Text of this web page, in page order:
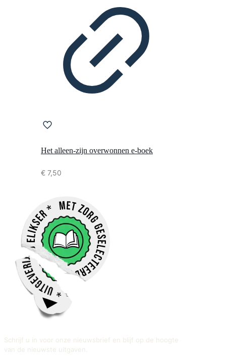
Het alleen-zijn overwonnen e-boek
€ 7,50
Schrijf u in voor onze nieuwsbrief en blijf op de hoogte
van de nieuwste uitgaven.